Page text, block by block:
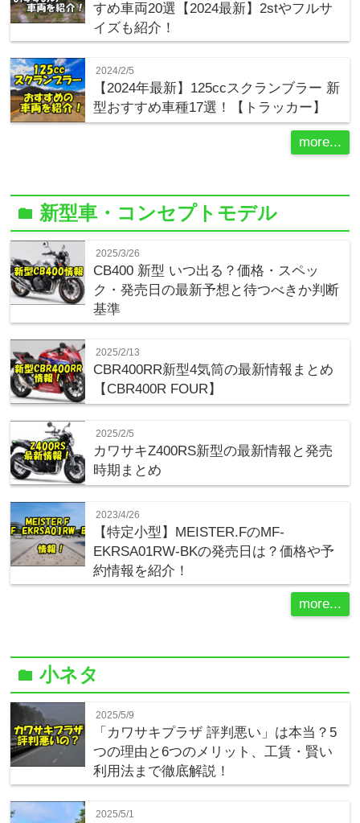
すめ車両20選【2024最新】2stやフルサ
イズも紹介！
2024/2/5
【2024年最新】125ccスクランブラー 新
型おすすめ車種17選！【トラッカー】
more...
folder 新型車・コンセプトモデル
2025/3/26
CB400 新型 いつ出る？価格・スペッ
ク・発売日の最新予想と待つべきか判断
基準
2025/2/13
CBR400RR新型4気筒の最新情報まとめ
【CBR400R FOUR】
2025/2/5
カワサキZ400RS新型の最新情報と発売
時期まとめ
2023/4/26
【特定小型】MEISTER.FのMF-
EKRSA01RW-BKの発売日は？価格や予
約情報を紹介！
more...
folder小ネタ
2025/5/9
「カワサキプラザ 評判悪い」は本当？5
つの理由と6つのメリット、工賃・賢い
利用法まで徹底解説！
2025/5/1